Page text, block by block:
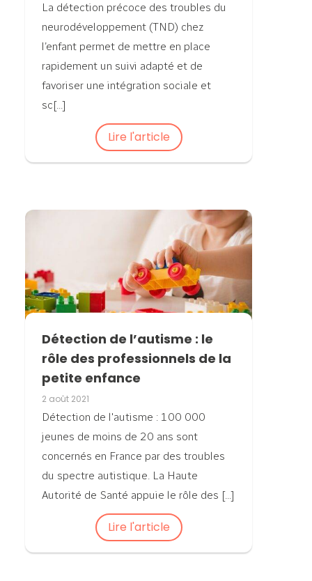
La détection précoce des troubles du
neurodéveloppement (TND) chez
l’enfant permet de mettre en place
rapidement un suivi adapté et de
favoriser une intégration sociale et
sc[...]
Lire l'article
Détection de l’autisme : le
rôle des professionnels de la
petite enfance
2 août 2021
Détection de l'autisme : 100 000
jeunes de moins de 20 ans sont
concernés en France par des troubles
du spectre autistique. La Haute
Autorité de Santé appuie le rôle des [...]
Lire l'article